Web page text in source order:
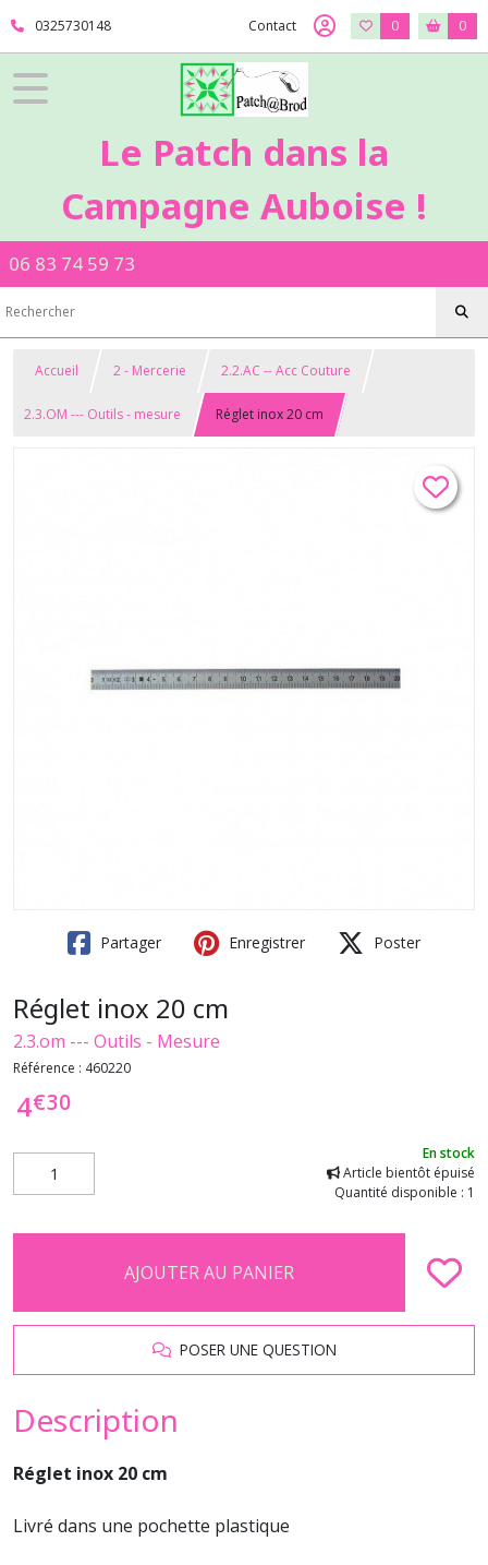
0325730148 Contact 0 0
Le Patch dans la
Campagne Auboise !
06 83 74 59 73
Accueil 2 - Mercerie 2.2.AC -- Acc Couture
2.3.OM --- Outils - mesure Réglet inox 20 cm
Partager Enregistrer Poster
Réglet inox 20 cm
2.3.om --- Outils - Mesure
Référence : 460220
4€30
En stock
Article bientôt épuisé
Quantité disponible : 1
AJOUTER AU PANIER
POSER UNE QUESTION
Description
Réglet inox 20 cm
Livré dans une pochette plastique